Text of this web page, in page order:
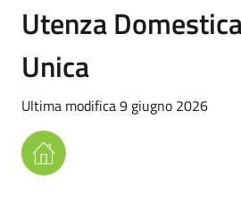
Utenza
Unica
Ultima modifica 9 giugno 2026